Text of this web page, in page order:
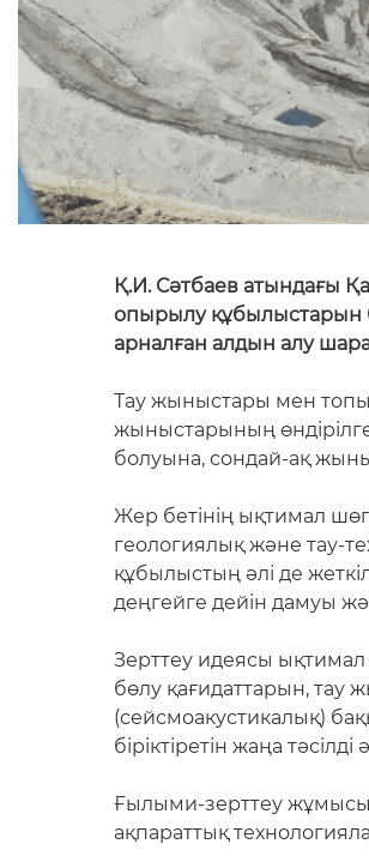
Қ.И. Сәтбаев атындағы
опырылу құбылыстарын
арналған алдын алу
Тау жыныстары мен
жыныстарының
болуына, сондай-ақ
Жер бетінің ықтимал
геологиялық және тау-
құбылыстың әлі де
деңгейге дейін дамуы
Зерттеу идеясы
бөлу қағидаттарын, тау
(сейсмоакустикалық)
біріктіретін жаңа
Ғылыми-зерттеу жұмысы
ақпараттық